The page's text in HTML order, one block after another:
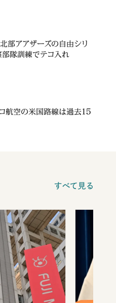
部アアザーズの自由シリ
部隊訓練でテコ入れ
航空の米国路線は過去15
すべて見る